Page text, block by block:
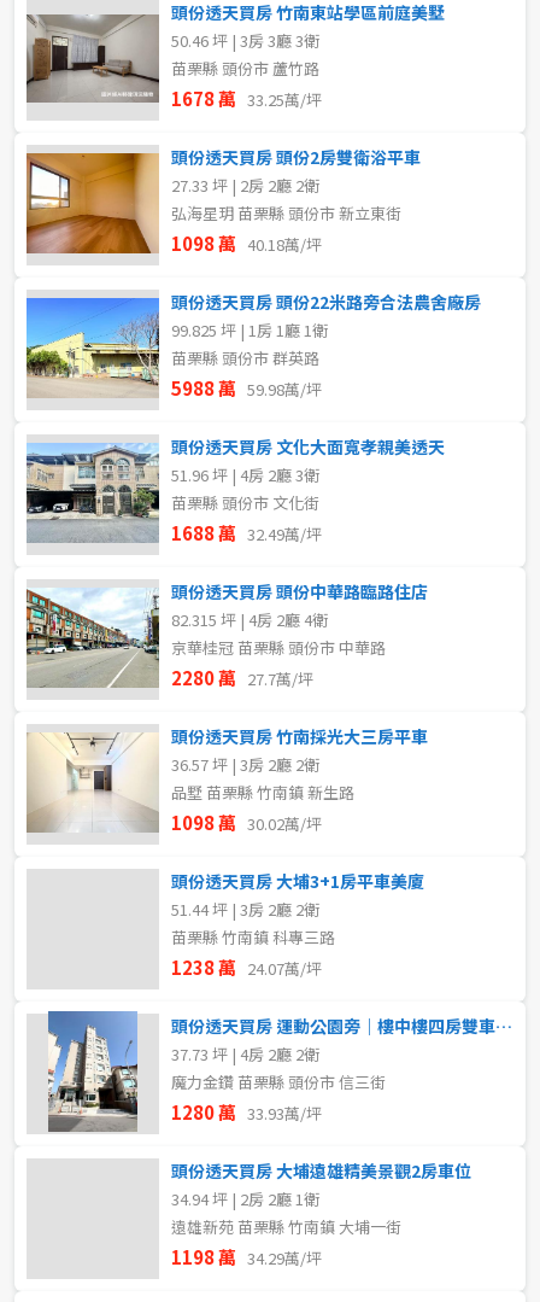
頭份透天買房 竹南東站學區前庭美墅
50.46 坪 | 3房 3廳 3衛
苗栗縣 頭份市 蘆竹路
1678 萬 33.25萬/坪
頭份透天買房 頭份2房雙衛浴平車
27.33 坪 | 2房 2廳 2衛
弘海星玥 苗栗縣 頭份市 新立東街
1098 萬 40.18萬/坪
頭份透天買房 頭份22米路旁合法農舍廠房
99.825 坪 | 1房 1廳 1衛
苗栗縣 頭份市 群英路
5988 萬 59.98萬/坪
頭份透天買房 文化大面寬孝親美透天
51.96 坪 | 4房 2廳 3衛
苗栗縣 頭份市 文化街
1688 萬 32.49萬/坪
頭份透天買房 頭份中華路臨路住店
82.315 坪 | 4房 2廳 4衛
京華桂冠 苗栗縣 頭份市 中華路
2280 萬 27.7萬/坪
頭份透天買房 竹南採光大三房平車
36.57 坪 | 3房 2廳 2衛
品墅 苗栗縣 竹南鎮 新生路
1098 萬 30.02萬/坪
頭份透天買房 大埔3+1房平車美廈
51.44 坪 | 3房 2廳 2衛
苗栗縣 竹南鎮 科專三路
1238 萬 24.07萬/坪
頭份透天買房 運動公園旁｜樓中樓四房雙車美廈
37.73 坪 | 4房 2廳 2衛
魔力金鑽 苗栗縣 頭份市 信三街
1280 萬 33.93萬/坪
頭份透天買房 大埔遠雄精美景觀2房車位
34.94 坪 | 2房 2廳 1衛
遠雄新苑 苗栗縣 竹南鎮 大埔一街
1198 萬 34.29萬/坪